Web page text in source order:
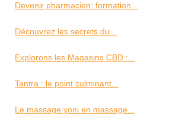
Devenir pharmacien: formation...
Découvrez les secrets du...
Explorons les Magasins CBD :...
Tantra : le point culminant...
Le massage yoni en massage...